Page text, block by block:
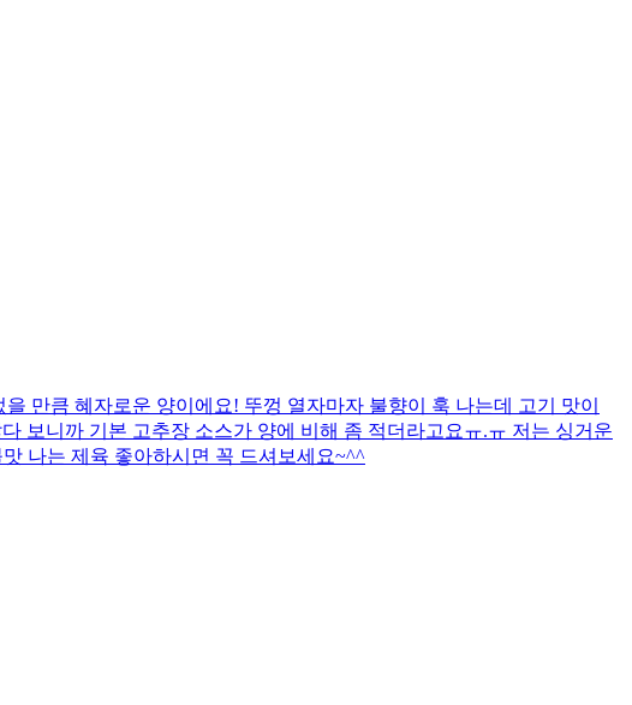
만큼 혜자로운 양이에요! 뚜껑 열자마자 불향이 훅 나는데 고기 맛이
보니까 기본 고추장 소스가 양에 비해 좀 적더라고요ㅠ.ㅠ 저는 싱거운
나는 제육 좋아하시면 꼭 드셔보세요~^^